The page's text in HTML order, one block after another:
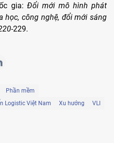
gia: Đổi mới mô hình phát
học, công nghệ, đổi mới sáng
-229.
Phần mềm
Logistic Việt Nam
Xu hướng
VLI